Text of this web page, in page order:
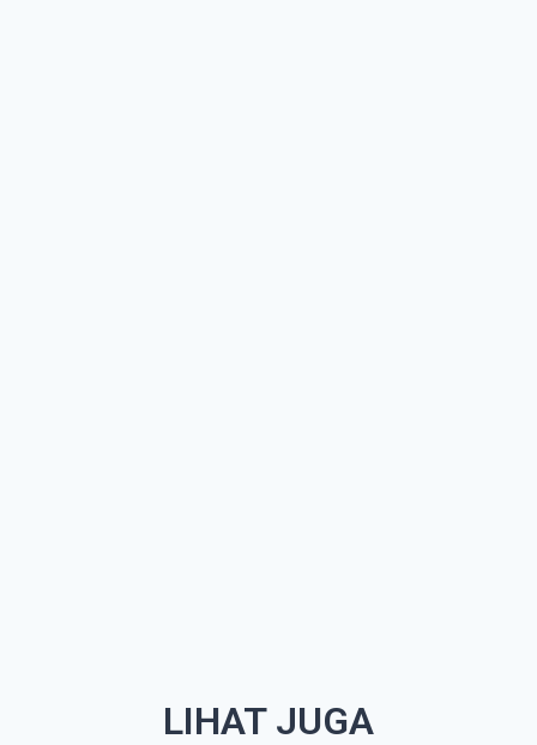
LIHAT JUGA